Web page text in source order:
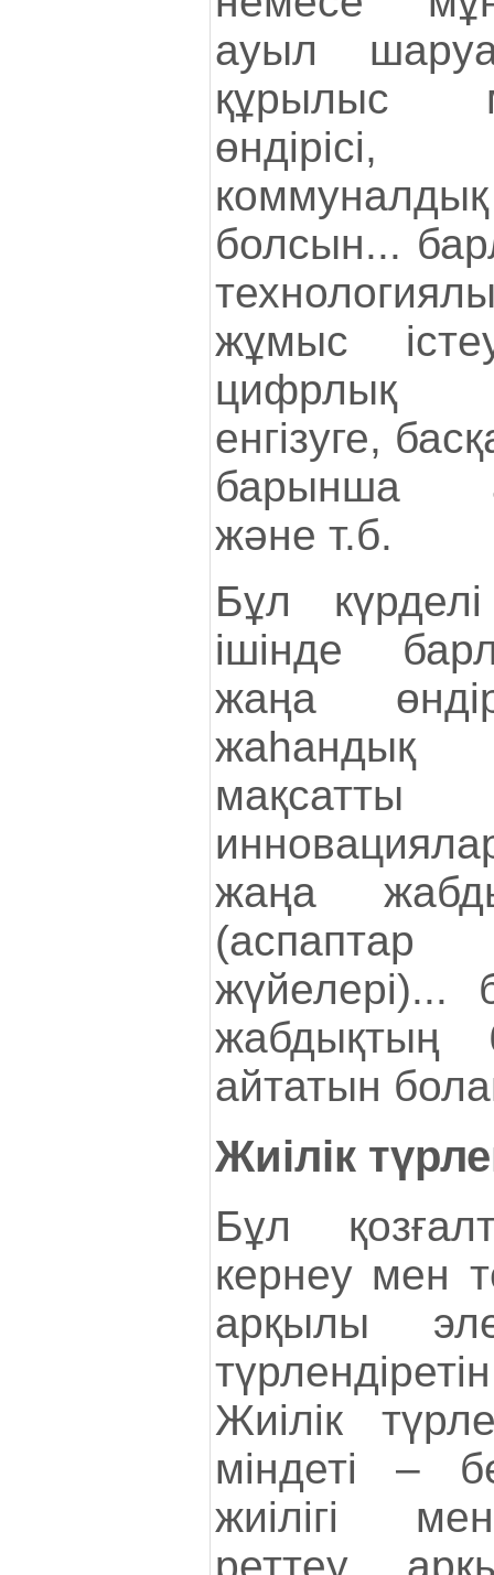
ауыл
құрылыс
болсын...
жұмыс
цифрлық
енгізуге,
барынша
және т.б.
Бұл
ішінде
жаңа
жаһандық
жаңа
жүйелері)...
жабдықтың
айтатын
Жиілік
Бұл
кернеу мен
арқылы
Жиілік
міндеті –
жиілігі
реттеу